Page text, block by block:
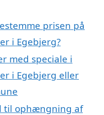
prisen på
i Egebjerg?
med speciale i
i Egebjerg eller
til ophængning af